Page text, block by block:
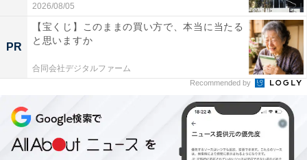
2026/08/05
PR
【宝くじ】このままの買い方で、本当に当たる
と思いますか
合同会社デジタルファーム
Recommended by